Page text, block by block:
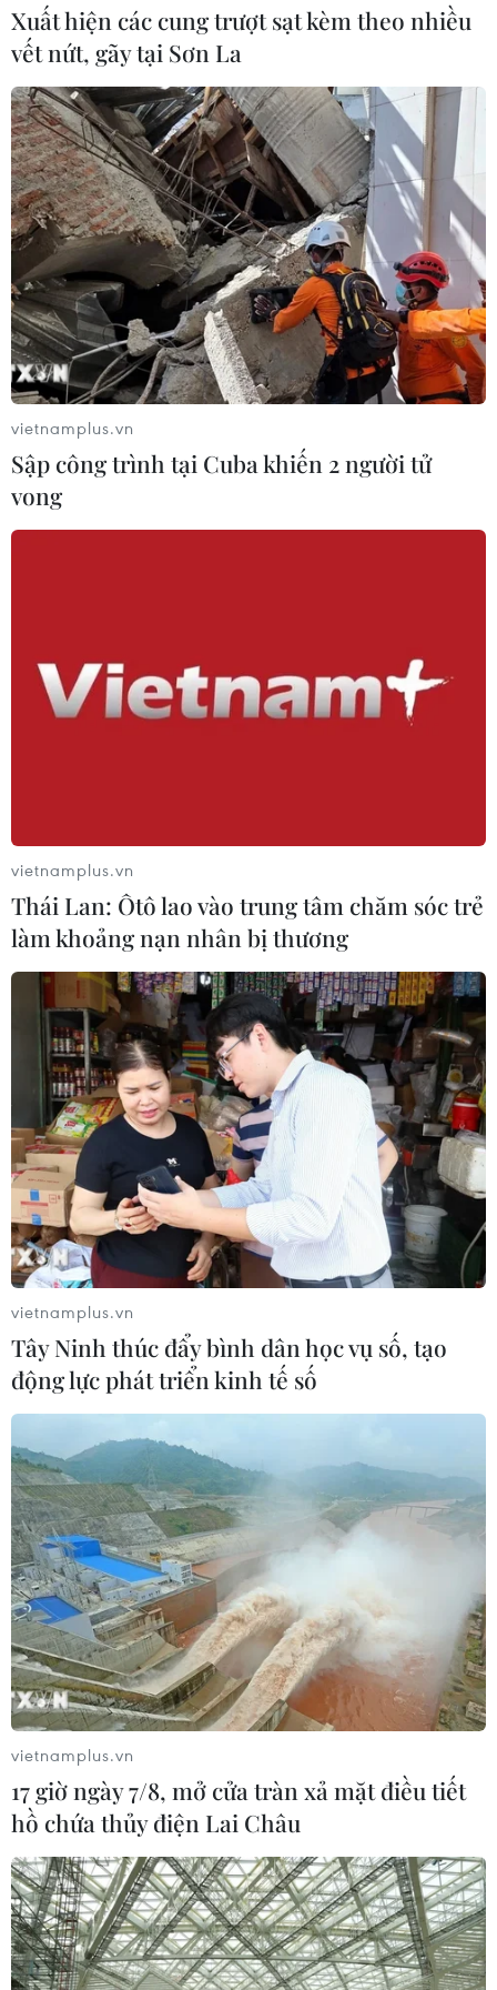
Xuất hiện các cung trượt sạt kèm theo nhiều
vết nứt, gãy tại Sơn La
vietnamplus.vn
Sập công trình tại Cuba khiến 2 người tử
vong
vietnamplus.vn
Thái Lan: Ôtô lao vào trung tâm chăm sóc trẻ
làm khoảng nạn nhân bị thương
vietnamplus.vn
Tây Ninh thúc đẩy bình dân học vụ số, tạo
động lực phát triển kinh tế số
vietnamplus.vn
17 giờ ngày 7/8, mở cửa tràn xả mặt điều tiết
hồ chứa thủy điện Lai Châu